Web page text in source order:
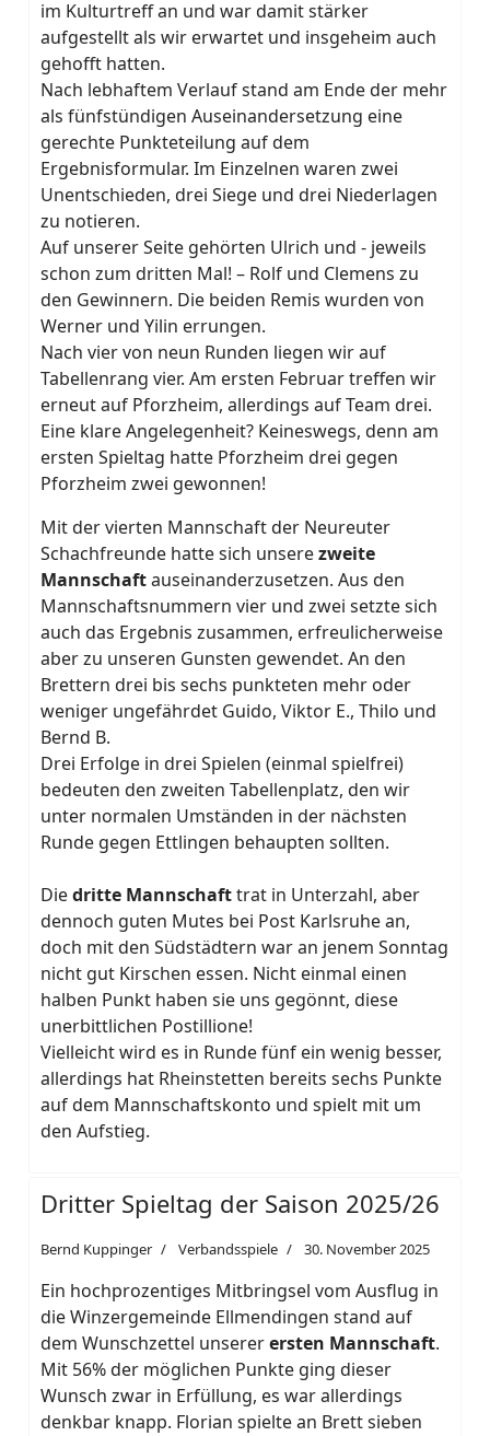
im Kulturtreff an und war damit stärker
aufgestellt als wir erwartet und insgeheim auch
gehofft hatten.
Nach lebhaftem Verlauf stand am Ende der mehr
als fünfstündigen Auseinandersetzung eine
gerechte Punkteteilung auf dem
Ergebnisformular. Im Einzelnen waren zwei
Unentschieden, drei Siege und drei Niederlagen
zu notieren.
Auf unserer Seite gehörten Ulrich und - jeweils
schon zum dritten Mal! – Rolf und Clemens zu
den Gewinnern. Die beiden Remis wurden von
Werner und Yilin errungen.
Nach vier von neun Runden liegen wir auf
Tabellenrang vier. Am ersten Februar treffen wir
erneut auf Pforzheim, allerdings auf Team drei.
Eine klare Angelegenheit? Keineswegs, denn am
ersten Spieltag hatte Pforzheim drei gegen
Pforzheim zwei gewonnen!
Mit der vierten Mannschaft der Neureuter
Schachfreunde hatte sich unserezweite
Mannschaftauseinanderzusetzen. Aus den
Mannschaftsnummern vier und zwei setzte sich
auch das Ergebnis zusammen, erfreulicherweise
aber zu unseren Gunsten gewendet. An den
Brettern drei bis sechs punkteten mehr oder
weniger ungefährdet Guido, Viktor E., Thilo und
Bernd B.
Drei Erfolge in drei Spielen (einmal spielfrei)
bedeuten den zweiten Tabellenplatz, den wir
unter normalen Umständen in der nächsten
Runde gegen Ettlingen behaupten sollten.
Diedritte Mannschafttrat in Unterzahl, aber
dennoch guten Mutes bei Post Karlsruhe an,
doch mit den Südstädtern war an jenem Sonntag
nicht gut Kirschen essen. Nicht einmal einen
halben Punkt haben sie uns gegönnt, diese
unerbittlichen Postillione!
Vielleicht wird es in Runde fünf ein wenig besser,
allerdings hat Rheinstetten bereits sechs Punkte
auf dem Mannschaftskonto und spielt mit um
den Aufstieg.
Dritter Spieltag der Saison 2025/26
Bernd Kuppinger Verbandsspiele 30. November 2025
Ein hochprozentiges Mitbringsel vom Ausflug in
die Winzergemeinde Ellmendingen stand auf
dem Wunschzettel unsererersten Mannschaft.
Mit 56% der möglichen Punkte ging dieser
Wunsch zwar in Erfüllung, es war allerdings
denkbar knapp. Florian spielte an Brett sieben